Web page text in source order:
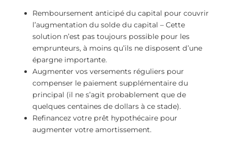
Remboursement anticipé du capital pour couvrir
l’augmentation du solde du capital – Cette
solution n’est pas toujours possible pour les
emprunteurs, à moins qu’ils ne disposent d’une
épargne importante.
Augmenter vos versements réguliers pour
compenser le paiement supplémentaire du
principal (il ne s’agit probablement que de
quelques centaines de dollars à ce stade).
Refinancez votre prêt hypothécaire pour
augmenter votre amortissement.